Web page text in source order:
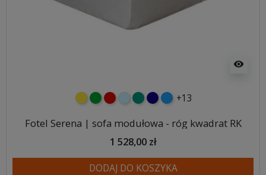
visibility
żółtyzielonyczerwony
błękitnyturkusowy
granatowy
niebieski
+13
Fotel Serena | sofa modułowa - róg kwadrat RK
1 528,00 zł
DODAJ DO KOSZYKA